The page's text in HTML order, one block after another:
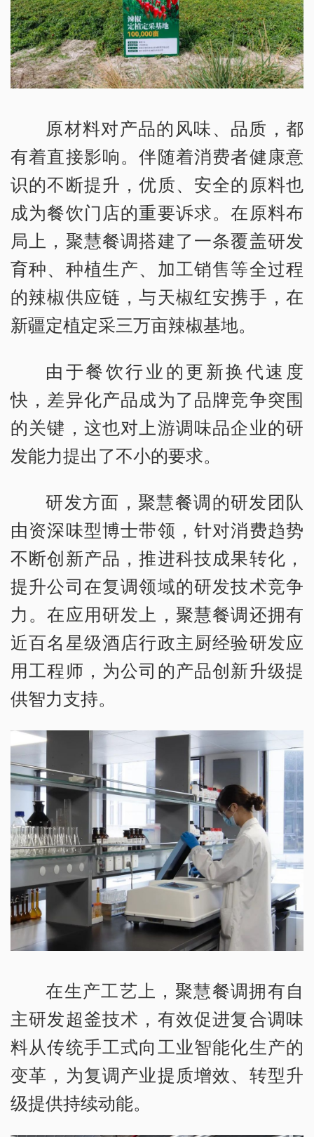
原材料对产品的风味、品质，都
有着直接影响。伴随着消费者健康意
识的不断提升，优质、安全的原料也
成为餐饮门店的重要诉求。在原料布
局上，聚慧餐调搭建了一条覆盖研发
育种、种植生产、加工销售等全过程
的辣椒供应链，与天椒红安携手，在
新疆定植定采三万亩辣椒基地。
由于餐饮行业的更新换代速度
快，差异化产品成为了品牌竞争突围
的关键，这也对上游调味品企业的研
发能力提出了不小的要求。
研发方面，聚慧餐调的研发团队
由资深味型博士带领，针对消费趋势
不断创新产品，推进科技成果转化，
提升公司在复调领域的研发技术竞争
力。在应用研发上，聚慧餐调还拥有
近百名星级酒店行政主厨经验研发应
用工程师，为公司的产品创新升级提
供智力支持。
在生产工艺上，聚慧餐调拥有自
主研发超釜技术，有效促进复合调味
料从传统手工式向工业智能化生产的
变革，为复调产业提质增效、转型升
级提供持续动能。